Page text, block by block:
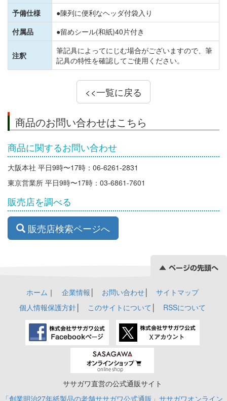
予備仕様
●陳列に便利なヘッダ付袋入り
付属品
●留めシール(和紙)40片付き
注釈
筆記具によってにじむ場合がございますので、筆
記具の特性を確認してご使用ください。
<<一覧に戻る
商品のお問い合わせはこちら
商品に関するお問い合わせ
大阪本社 平日9時〜17時：06-6261-2831
東京営業所 平日9時〜17時：03-6861-7601
販売店を調べる
販売店検索ページへ
ホーム ｜ 企業情報 お問い合わせ│
サイトマップ
個人情報保護方針│ このサイトについて RSSについて
ササガワ直営の公式通販サイト
「創業明治27年紙製品の老舗ササガワ公式通販」ササガワオンライン